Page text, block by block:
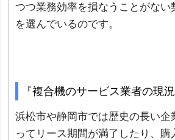
つつ業務効率を損なうことがない
を選んでいるのです。
『複合機のサービス業者の現況
浜松市や静岡市では歴史の長い企
ってリース期間が満了したり、購